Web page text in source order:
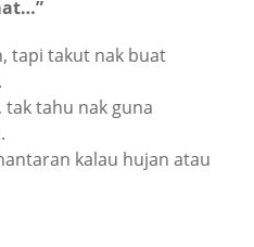
tapi takut nak buat
tahu nak guna
kalau hujan atau